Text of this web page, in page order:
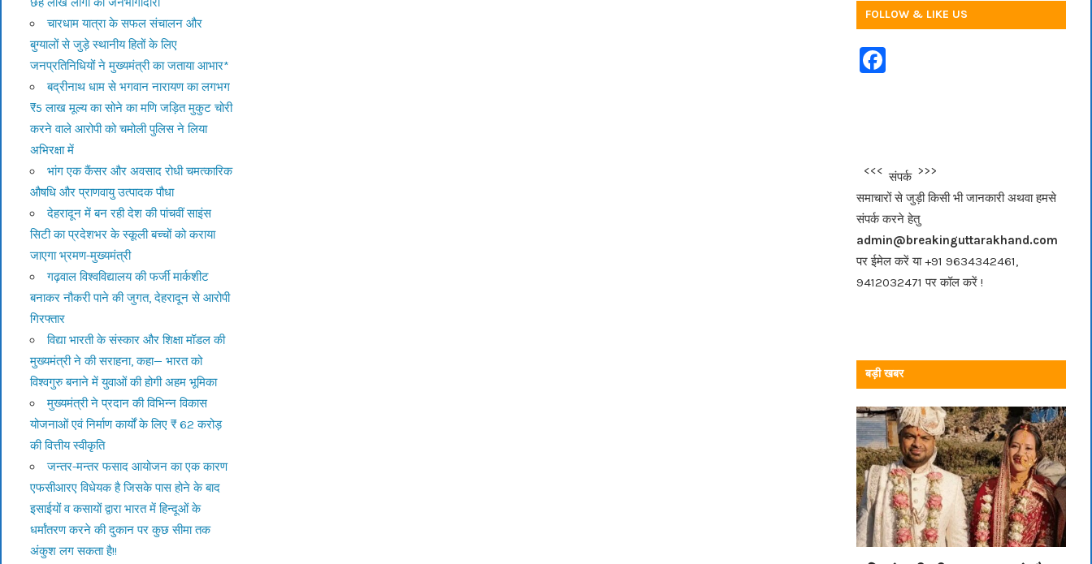
चारधाम यात्रा के सफल संचालन और
बुग्यालों से जुड़े स्थानीय हितों के लिए
जनप्रतिनिधियों ने मुख्यमंत्री का जताया आभार*
बद्रीनाथ धाम से भगवान नारायण का लगभग
₹5 लाख मूल्य का सोने का मणि जड़ित मुकुट चोरी
करने वाले आरोपी को चमोली पुलिस ने लिया
अभिरक्षा में
भांग एक कैंसर और अवसाद रोधी चमत्कारिक
औषधि और प्राणवायु उत्पादक पौधा
देहरादून में बन रही देश की पांचवीं साइंस
सिटी का प्रदेशभर के स्कूली बच्चों को कराया
जाएगा भ्रमण-मुख्यमंत्री
गढ़वाल विश्वविद्यालय की फर्जी मार्कशीट
बनाकर नौकरी पाने की जुगत, देहरादून से आरोपी
गिरफ्तार
विद्या भारती के संस्कार और शिक्षा मॉडल की
मुख्यमंत्री ने की सराहना, कहा— भारत को
विश्वगुरु बनाने में युवाओं की होगी अहम भूमिका
मुख्यमंत्री ने प्रदान की विभिन्न विकास
योजनाओं एवं निर्माण कार्यों के लिए ₹ 62 करोड़
की वित्तीय स्वीकृति
जन्तर-मन्तर फसाद आयोजन का एक कारण
एफसीआरए विधेयक है जिसके पास होने के बाद
इसाईयों व कसायों द्वारा भारत में हिन्दूओं के
धर्मांतरण करने की दुकान पर कुछ सीमा तक
अंकुश लग सकता है!!
FOLLOW & LIKE US
F
b
o
o
k
<<<
संपर्क
>>>
समाचारों से जुड़ी किसी भी जानकारी अथवा हमसे
संपर्क करने हेतु
admin@breakinguttarakhand.com
पर ईमेल करें या +91 9634342461,
9412032471 पर कॉल करें !
बड़ी खबर